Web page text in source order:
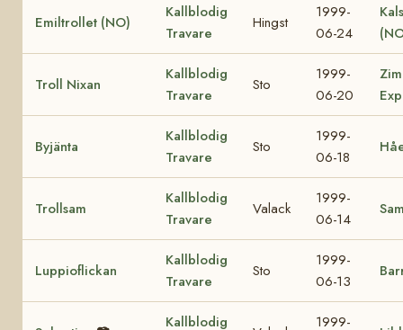
Emiltrollet (NO)
Kallblodig
Travare
Hingst
1999-
06-24
Troll Nixan
Kallblodig
Travare
Sto
1999-
06-20
Byjänta
Kallblodig
Travare
Sto
1999-
06-18
Trollsam
Kallblodig
Travare
Valack
1999-
06-14
Luppioflickan
Kallblodig
Travare
Sto
1999-
06-13
Kallblodig 1999-